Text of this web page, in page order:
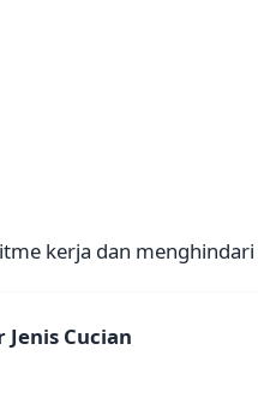
kerja dan
Cucian